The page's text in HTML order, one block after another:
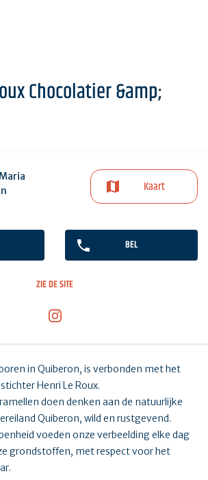
Chocolatier &amp;
Kaart
BEL
ZIE DE SITE
in Quiberon, is verbonden met het
Henri Le Roux.
doen denken aan de natuurlijke
Quiberon, wild en rustgevend.
voeden onze verbeelding elke dag
grondstoffen, met respect voor het